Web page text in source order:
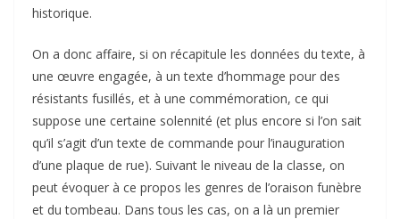
historique.
On a donc affaire, si on récapitule les données du texte, à
une œuvre engagée, à un texte d’hommage pour des
résistants fusillés, et à une commémoration, ce qui
suppose une certaine solennité (et plus encore si l’on sait
qu’il s’agit d’un texte de commande pour l’inauguration
d’une plaque de rue). Suivant le niveau de la classe, on
peut évoquer à ce propos les genres de l’oraison funèbre
et du tombeau. Dans tous les cas, on a là un premier